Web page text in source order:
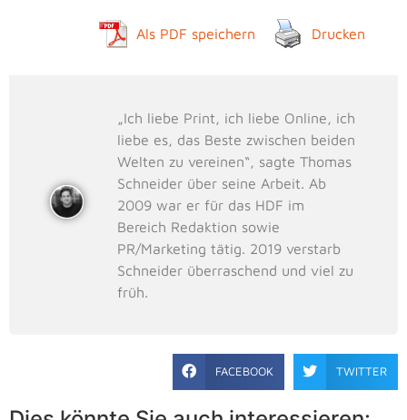
Als PDF speichern Drucken
„Ich liebe Print, ich liebe Online, ich
liebe es, das Beste zwischen beiden
Welten zu vereinen“, sagte Thomas
Schneider über seine Arbeit. Ab
2009 war er für das HDF im
Bereich Redaktion sowie
PR/Marketing tätig. 2019 verstarb
Schneider überraschend und viel zu
früh.
FACEBOOK TWITTER